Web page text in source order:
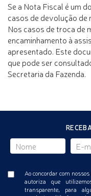
Se a Nota Fiscal é um
casos de devolução de
Nos casos de troca de
encaminhamento à
apresentado. Este
que pode ser
Secretaria da Fazenda.
Ao concordar com
autoriza que
transparente, para